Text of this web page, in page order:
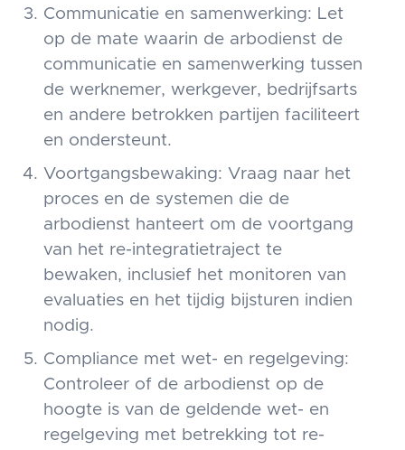
Communicatie en samenwerking: Let
op de mate waarin de arbodienst de
communicatie en samenwerking tussen
de werknemer, werkgever, bedrijfsarts
en andere betrokken partijen faciliteert
en ondersteunt.
Voortgangsbewaking: Vraag naar het
proces en de systemen die de
arbodienst hanteert om de voortgang
van het re-integratietraject te
bewaken, inclusief het monitoren van
evaluaties en het tijdig bijsturen indien
nodig.
Compliance met wet- en regelgeving:
Controleer of de arbodienst op de
hoogte is van de geldende wet- en
regelgeving met betrekking tot re-